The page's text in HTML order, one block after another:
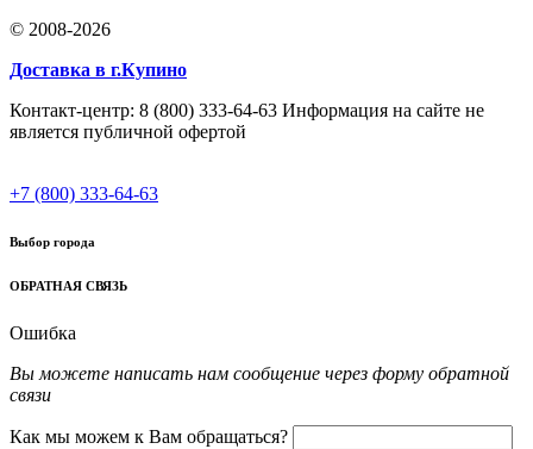
© 2008-2026
Доставка в г.Купино
Контакт-центр: 8 (800) 333-64-63 Информация на сайте не
является публичной офертой
+7 (800) 333-64-63
Выбор города
ОБРАТНАЯ СВЯЗЬ
Ошибка
Вы можете написать нам сообщение через форму обратной
связи
Как мы можем к Вам обращаться?